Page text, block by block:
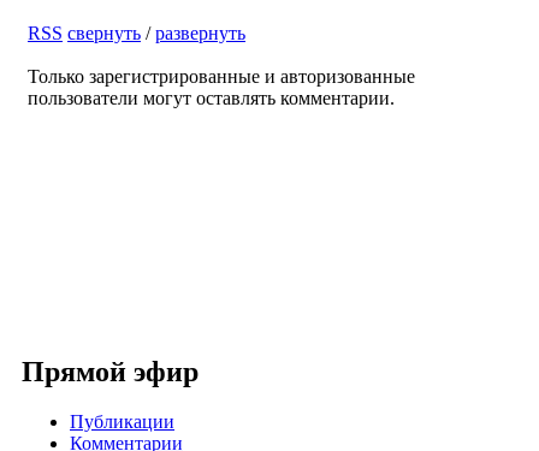
RSS свернуть /развернуть
Только зарегистрированные и авторизованные
пользователи могут оставлять комментарии.
Прямой эфир
Публикации
Комментарии